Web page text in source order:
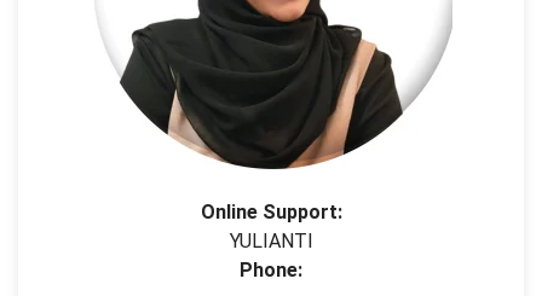
Online Support:
YULIANTI
Phone: